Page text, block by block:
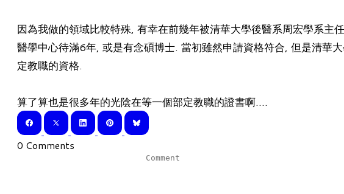
因為我做的領域比較特殊, 有幸在前幾年被清華大學後醫系周宏學系
醫學中心待滿6年, 或是有念碩博士. 當初雖然申請資格符合, 但是清華
定教職的資格.
算了算也是很多年的光陰在等一個部定教職的證書啊....
0 Comments